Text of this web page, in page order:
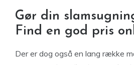
Gør din
Find en god pris
Der er dog også en lang række